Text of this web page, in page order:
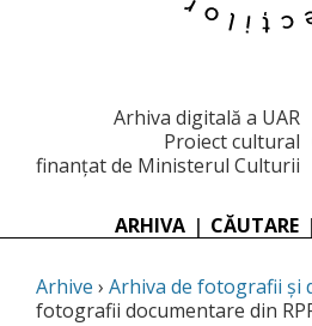
Arhiva digitală a UAR
Proiect cultural
finanțat de Ministerul Culturii
ARHIVA | CĂUTARE |
Arhive › Arhiva de fotografii și
fotografii documentare din